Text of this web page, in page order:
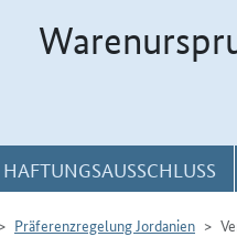
Präferenzregelung Jordanien